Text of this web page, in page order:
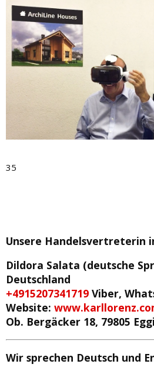
35
Unsere Handelsvertreterin
Dildora Salata (deutsche
Deutschland
+4915207341719 Viber,
Website:
Ob. Bergäcker 18, 79805
Wir sprechen Deutsch und